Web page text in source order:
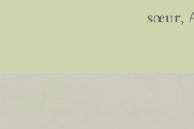
sœur,